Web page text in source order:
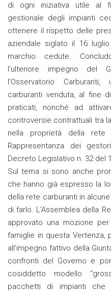
di ogni iniziativa utile al
gestionale degli impianti
ottenere il rispetto delle
aziendale siglato il 16
marchio cedute.
l’ulteriore impegno del
l’Osservatorio
carburanti venduta, al fine
praticati, nonché ad
controversie contrattuali tra
nella proprietà della
Rappresentanza dei
Decreto Legislativo n. 32 del
Sul tema si sono anche
che hanno già espresso la
della rete carburanti in
di farlo. L’Assemblea della
approvato una mozione
famiglie in questa Vertenza,
all’impegno fattivo della
confronti del Governo e
cosiddetto modello
pacchetti di impianti